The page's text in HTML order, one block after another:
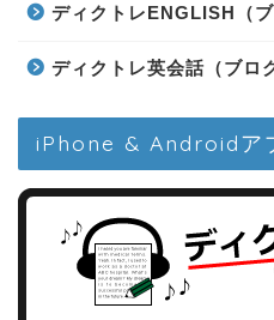
ディクトレENGLISH（ブ
ディクトレ英会話（ブロ
iPhone & Androidア